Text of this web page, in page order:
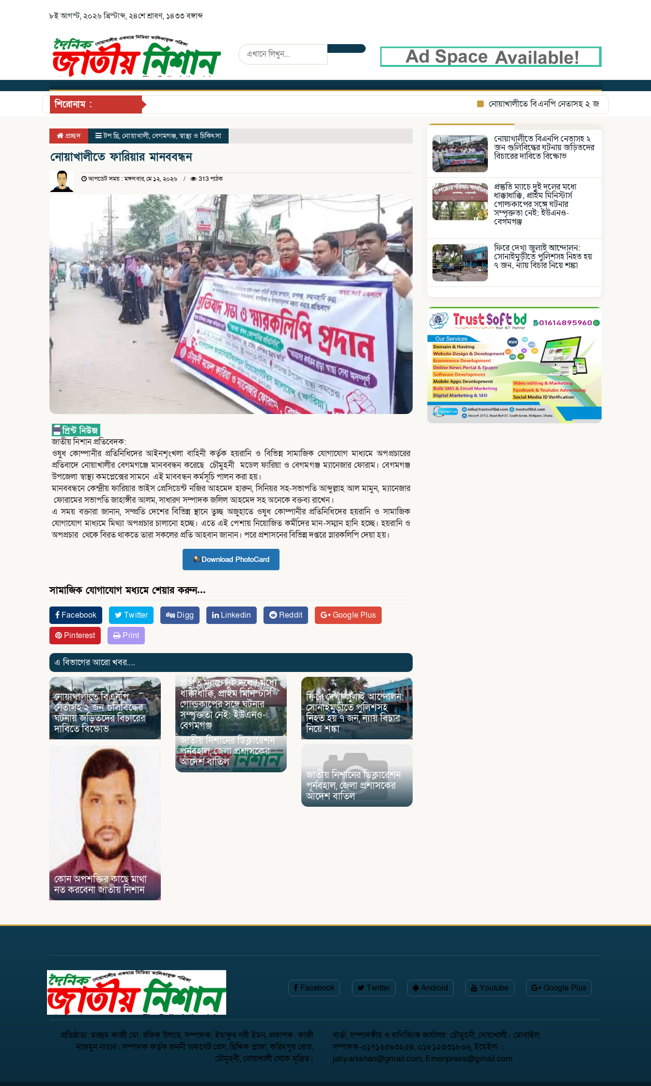
৮ই আগস্ট, ২০২৬ খ্রিস্টাব্দ, ২৪শে শ্রাবণ, ১৪৩৩ বঙ্গাব্দ
শিরোনাম : নোয়াখালীতে বিএনপি নেতাসহ ২ জন গুলিবিদ্ধের ঘটনায়
প্রচ্ছদ টপ থ্রি,নোয়াখালী,বেগমগঞ্জ,স্বাস্থ্য ও চিকিৎসা
নোয়াখালীতে ফারিয়ার মানববন্ধন
আপডেট সময় : মঙ্গলবার, মে ১২, ২০২৬ 313 পাঠক
জাতীয় নিশান প্রতিবেদক:
ওষুধ কোম্পানীর প্রতিনিধিদের আইনশৃংখলা বাহিনী কর্তৃক হয়রানি ও বিভিন্ন সামাজিক যোগাযোগ মাধ্যমে অপপ্রচারের
প্রতিবাদে নোয়াখালীর বেগমগঞ্জে মানববন্ধন করেছে চৌমুহনী মডেল ফারিয়া ও বেগমগঞ্জ ম্যানেজার ফোরাম। বেগমগঞ্জ
উপজেলা স্বাস্থ্য কমপ্লেক্সের সামনে এই মাববন্ধন কর্মসূচি পালন করা হয়।
মানববন্ধনে কেন্দ্রীয় ফারিয়ার ভাইস প্রেসিডেন্ট নজির আহমেদ হারুন, সিনিয়র সহ-সভাপতি আব্দুল্লাহ আল মামুন, ম্যানেজার
ফোরামের সভাপতি জাহাঙ্গীর আলম, সাধারণ সম্পাদক জলিল আহমেদ সহ অনেকে বক্তব্য রাখেন।
এ সময় বক্তারা জানান, সম্প্রতি দেশের বিভিন্ন স্থানে তুচ্ছ অজুহাতে ওষুধ কোম্পানীর প্রতিনিধিদের হয়রানি ও সামাজিক
যোগাযোগ মাধ্যমে মিথ্যা অপপ্রচার চালানো হচ্ছে। এতে এই পেশায় নিয়োজিত কর্মীদের মান-সম্মান হানি হচ্ছে। হয়রানি ও
অপপ্রচার থেকে বিরত থাকতে তারা সকলের প্রতি আহবান জানান। পরে প্রশাসনের বিভিন্ন দপ্তরে স্নারকলিপি দেয়া হয়।
Download PhotoCard
সামাজিক যোগাযোগ মধ্যমে শেয়ার করুন...
Facebook Twitter Digg Linkedin Reddit
Google Plus
Pinterest
Print
এ বিভাগের আরো খবর....
নোয়াখালীতে বিএনপি
নেতাসহ ২ জন গুলিবিদ্ধের
ঘটনায় জড়িতদের বিচারের
দাবিতে বিক্ষোভ
প্রস্তুতি ম্যাচে দুই দলের মধ্যে
ধাক্কাধাক্কি, প্রাইম মিনিস্টার্স
গোল্ডকাপের সঙ্গে ঘটনার
সম্পৃক্ততা নেই: ইউএনও-
বেগমগঞ্জ
ফিরে দেখা জুলাই আন্দোলন:
সোনাইমুড়ীতে পুলিশসহ
নিহত হয় ৭ জন, ন্যায় বিচার
নিয়ে শঙ্কা
কোন অপশক্তির কাছে মাথা
নত করবেনা জাতীয় নিশান
জাতীয় নিশানের ডিক্লারেশন
পূর্নবহাল, জেলা প্রশাসকের
আদেশ বাতিল
জাতীয় নিশানের ডিক্লারেশন
পূর্নবহাল, জেলা প্রশাসকের
আদেশ বাতিল
নোয়াখালীতে বিএনপি নেতাসহ ২
জন গুলিবিদ্ধের ঘটনায় জড়িতদের
বিচারের দাবিতে বিক্ষোভ
প্রস্তুতি ম্যাচে দুই দলের মধ্যে
ধাক্কাধাক্কি, প্রাইম মিনিস্টার্স
গোল্ডকাপের সঙ্গে ঘটনার
সম্পৃক্ততা নেই: ইউএনও-
বেগমগঞ্জ
ফিরে দেখা জুলাই আন্দোলন:
সোনাইমুড়ীতে পুলিশসহ নিহত হয়
৭ জন, ন্যায় বিচার নিয়ে শঙ্কা
করবেনা জাতীয় নিশান
জাতীয় নিশানের ডিক্লারেশন
পূর্নবহাল, জেলা প্রশাসকের আদেশ
বাতিল
জাতীয় নিশানের ডিক্লারেশন
পূর্নবহাল, জেলা প্রশাসকের আদেশ
বাতিল
Facebook Twitter Android Youtube Google Plus
প্রতিষ্ঠাতা: মরহুম কাজী মো: রফিক উল্যাহ, সম্পাদক: ইয়াকুব নবী ইমন, প্রকাশক: কাজী
নাজমুন নাহার। সম্পাদক কর্তৃক জননী অফসেট প্রেস, ছিদ্দিক প্লাজা, করিমপুর রোড,
চৌমুহনী, নোয়াখালী থেকে মূদ্রিত।
বার্তা, সম্পাদকীয় ও বানিজ্যিক কার্যালয়: চৌমুহনী, নোয়াখালী। মোবাইল:
সম্পাদক-০১৭১২৫৯৩২৫৪, ০১৮১২৩৩১৮০৬, ইমেইল-::
jatiyanishan@gmail.com, Emonpress@gmail.com